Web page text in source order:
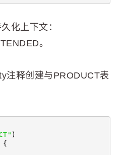
化上下文：
。
注释创建与PRODUCT表
)
{